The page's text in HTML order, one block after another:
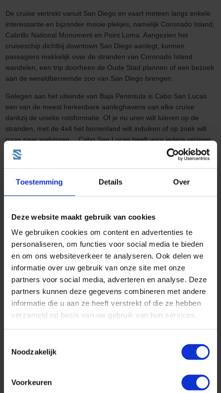
Toestemming Details Over
Deze website maakt gebruik van cookies
We gebruiken cookies om content en advertenties te
personaliseren, om functies voor social media te bieden
en om ons websiteverkeer te analyseren. Ook delen we
informatie over uw gebruik van onze site met onze
partners voor social media, adverteren en analyse. Deze
partners kunnen deze gegevens combineren met andere
informatie die u aan ze heeft verstrekt of die ze hebben
verzameld op basis van uw gebruik van hun services.
Noodzakelijk
Voorkeuren
De cruise vertrekt vanuit San Diego en vaart meteen langs enkele
interessante en bijzonder mooie plekjes, namelijk Coronado Island,
Cabrillo National Monument en Point Loma. Aangezien het
cruiseschip dichtbij downtown San Diego aanlegt, kunnen
passagiers makkelijk over de stranden van Coronado Island
wandelen, een trip doorheen de Oude Stad plannen of een bezoek
aan de wereldberoemde zoo van San Diego brengen.
Gelegen aan het uiteinde van Baja Peninsula is Cabo San Lucas
een van de meest herkenbare aanleghavens van elke cruise
dankzij de unieke rotsformatie. Of je nu uren wilt luieren op de
stranden, met de 4x4 het binnenland wilt induiken of op zoek wilt
gaan naar walvissen… Cabo San Lucas heeft voor iedere reiziger
wel iets in petto.
Mazatlán, ook bekend als de ‘Pearl of the Pacific’ (Parel van de
Pacifische Oceaan), is de plek waar de Zee van Cortez en de
De lokale bevolking behandelt je meteen als ‘amigos’ waardoor
deze kuststad als een zeer gastvrije plek bekendstaat.
Puerto Vallarta heeft het allemaal; van uitgestrekte stranden en te
gekke activiteiten over chique winkels tot stijlvolle restaurants. De
Oude Stad verwelkomt haar bezoekers met een mix van met rode
dakpannen bedekte gebouwen, geplaveide straten en bruisende
markten.
Andere leuke blogs